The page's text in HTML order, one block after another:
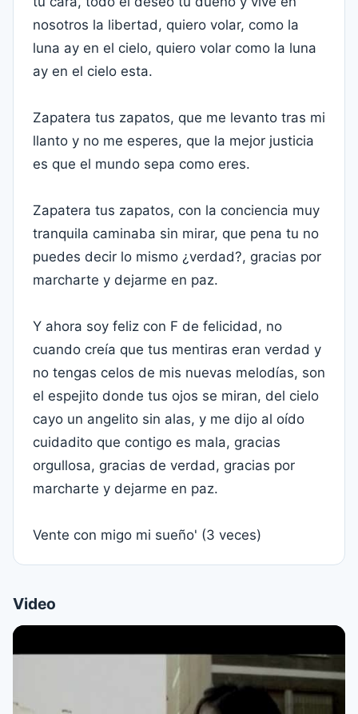
nosotros la libertad, quiero volar, como la
luna ay en el cielo, quiero volar como la luna
ay en el cielo esta.
Zapatera tus zapatos, que me levanto tras mi
llanto y no me esperes, que la mejor justicia
es que el mundo sepa como eres.
Zapatera tus zapatos, con la conciencia muy
tranquila caminaba sin mirar, que pena tu no
puedes decir lo mismo ¿verdad?, gracias por
marcharte y dejarme en paz.
Y ahora soy feliz con F de felicidad, no
cuando creía que tus mentiras eran verdad y
no tengas celos de mis nuevas melodías, son
el espejito donde tus ojos se miran, del cielo
cayo un angelito sin alas, y me dijo al oído
cuidadito que contigo es mala, gracias
orgullosa, gracias de verdad, gracias por
marcharte y dejarme en paz.
Vente con migo mi sueño' (3 veces)
Video